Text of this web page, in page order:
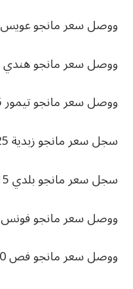
ووصل سعر مانجو عويس 30 : 80 جنيهًا للكيلو.
ووصل سعر مانجو هندي 25 : 40 جنيهًا للكيلو.
ووصل سعر مانجو تيمور 25 : 40 جنيهًا للكيلو.
سجل سعر مانجو زبدية 25 : 33 جنيها للكيلو.
سجل سعر مانجو بلدي 15 : 25 جنيها للكيلو.
ووصل سعر مانجو فونس 25 : 40 جنيهًا للكيلو.
ووصل سعر مانجو فص 50 : 100 جنيهًا للكيلو.